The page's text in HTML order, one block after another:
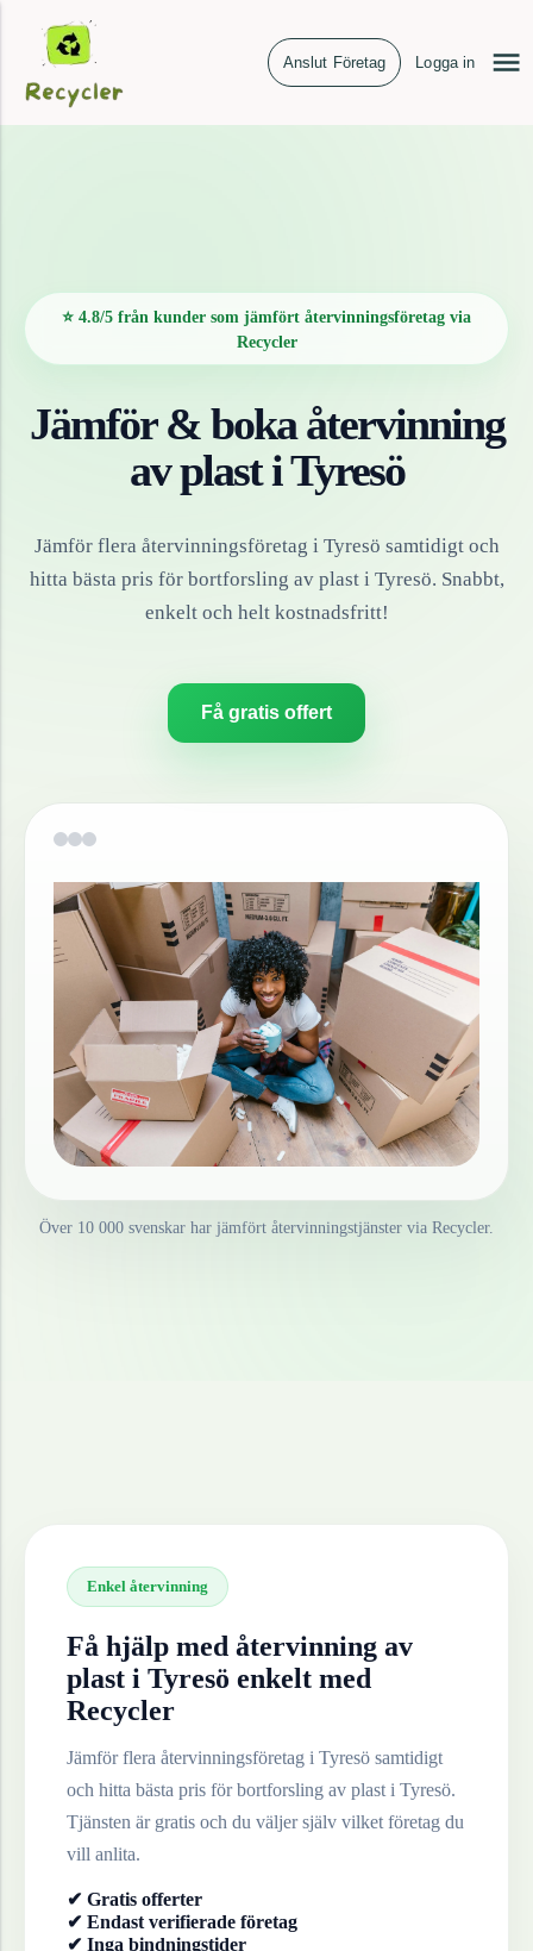
Anslut Företag Logga in
⭐ 4.8/5 från kunder som jämfört återvinningsföretag via
Recycler
Jämför & boka återvinning
avplastiTyresö
Jämför flera återvinningsföretag i Tyresö samtidigt och
hitta bästa pris för bortforsling av plasti Tyresö. Snabbt,
enkelt och helt kostnadsfritt!
Få gratis offert
Över 10 000 svenskar har jämfört återvinningstjänster via Recycler.
Enkel återvinning
Få hjälp med återvinning av
plast i Tyresö enkelt med
Recycler
Jämför flera återvinningsföretag i Tyresö samtidigt
och hitta bästa pris för bortforsling av plast i Tyresö.
Tjänsten är gratis och du väljer själv vilket företag du
vill anlita.
✔ Gratis offerter
✔ Endast verifierade företag
✔ Inga bindningstider